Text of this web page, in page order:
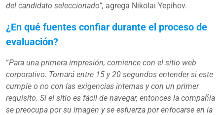
del candidato seleccionado”, agrega Nikolai Yepihov.
¿En qué fuentes confiar durante el proceso de
evaluación?
“Para una primera impresión, comience con el sitio web
corporativo. Tomará entre 15 y 20 segundos entender si este
cumple o no con las exigencias internas y con un primer
requisito. Si el sitio es fácil de navegar, entonces la compañía
se preocupa por su imagen y se esfuerza por enfocarse en la